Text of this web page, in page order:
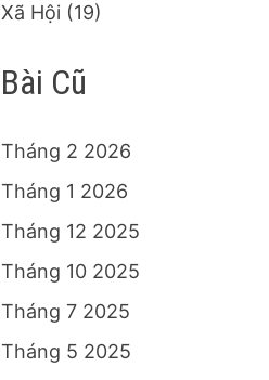
Xã Hội (19)
Bài Cũ
Tháng 2 2026
Tháng 1 2026
Tháng 12 2025
Tháng 10 2025
Tháng 7 2025
Tháng 5 2025